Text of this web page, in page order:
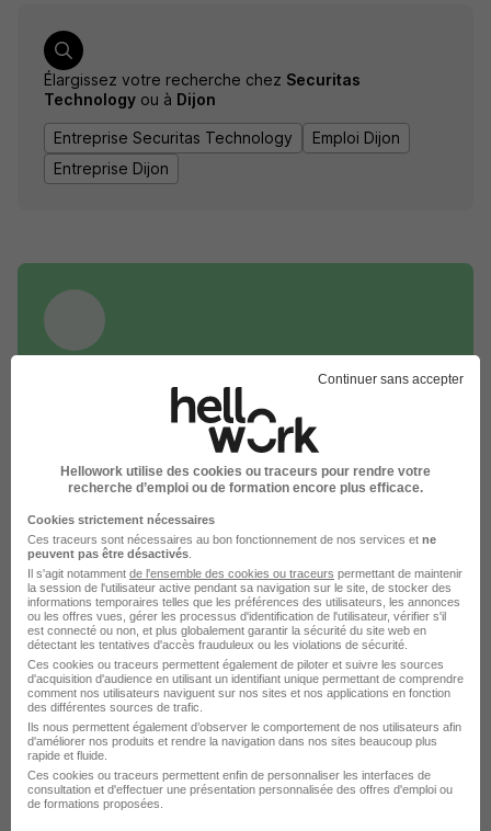
Élargissez votre recherche chez Securitas
Technology ou à Dijon
Entreprise Securitas Technology
Emploi Dijon
Entreprise Dijon
Rendez votre CV accessible à l’ensemble des
recruteurs de la CVthèque Hellowork.
Rendre mon CV visible
L'emploi chez Securitas Technology
par Ville
Securitas Technology Ivry-sur-Seine
Securitas Technology Paris
Securitas Technology Francheville
Continuer sans accepter
Hellowork utilise des cookies ou traceurs pour rendre votre
recherche d’emploi ou de formation encore plus efficace.
Cookies strictement nécessaires
Ces traceurs sont nécessaires au bon fonctionnement de nos services et ne
peuvent pas être désactivés
Il s'agit notamment de l'ensemble des cookies ou traceurs permettant de maintenir
la session de l'utilisateur active pendant sa navigation sur le site, de stocker des
informations temporaires telles que les préférences des utilisateurs, les annonces
ou les offres vues, gérer les processus d'identification de l'utilisateur, vérifier s'il
est connecté ou non, et plus globalement garantir la sécurité du site web en
détectant les tentatives d'accès frauduleux ou les violations de sécurité.
Ces cookies ou traceurs permettent également de piloter et suivre les sources
d'acquisition d'audience en utilisant un identifiant unique permettant de comprendre
comment nos utilisateurs naviguent sur nos sites et nos applications en fonction
des différentes sources de trafic.
Ils nous permettent également d’observer le comportement de nos utilisateurs afin
d'améliorer nos produits et rendre la navigation dans nos sites beaucoup plus
rapide et fluide.
Ces cookies ou traceurs permettent enfin de personnaliser les interfaces de
consultation et d'effectuer une présentation personnalisée des offres d'emploi ou
de formations proposées.